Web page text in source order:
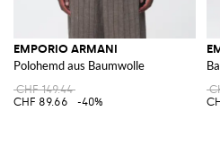
EMPORIO ARMANI
Polohemd aus Baumwolle
CHF 149.44
CHF 89.66
-40%